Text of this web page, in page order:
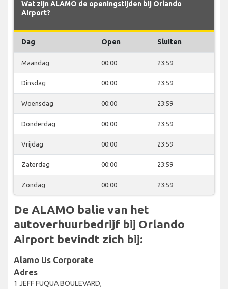
Wat zijn ALAMO de openingstijden bij Orlando
Airport?
Dag Open Sluiten
Maandag 00:00 23:59
Dinsdag 00:00 23:59
Woensdag 00:00 23:59
Donderdag 00:00 23:59
Vrijdag 00:00 23:59
Zaterdag 00:00 23:59
Zondag 00:00 23:59
De ALAMO balie van het
autoverhuurbedrijf bij Orlando
Airport bevindt zich bij:
Alamo Us Corporate
Adres
1 JEFF FUQUA BOULEVARD,